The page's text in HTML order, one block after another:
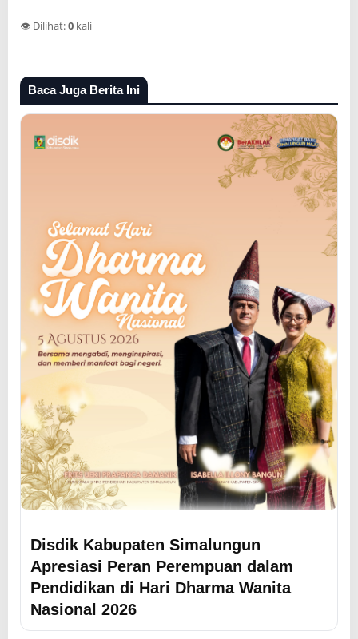
👁️ Dilihat:0 kali
Baca Juga Berita Ini
Disdik Kabupaten Simalungun
Apresiasi Peran Perempuan dalam
Pendidikan di Hari Dharma Wanita
Nasional 2026